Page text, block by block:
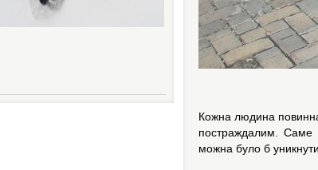
Кожна людина повинна
постраждалим. Саме
можна було б уникнути.